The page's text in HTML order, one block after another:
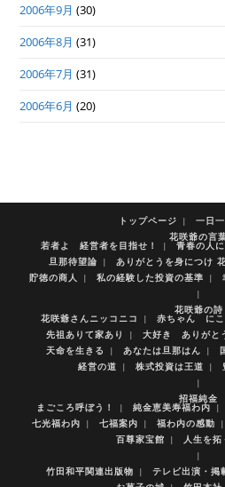
2006年9月 (30)
2006年8月 (31)
2006年7月 (31)
2006年6月 (20)
トップページ
一日
花咲爺の言
若者よ 経営者を目指せ！ 青春の人
旦那待望論
ありがとうを身につけ
貯徳の商人
私の経験した投資の基準
花咲爺の詩
花咲爺さんニッコニコ 赤ちゃん にこ
先祖ありて家あり
大好き ありがと
天命を生きる
あなたは旦那はん
経営の道
株式投資は王道
招福純金
まごころ呼ぼう！ 純金恵美寿福わ内
七光福わ内
七福案内 福わ内の感動
百尊家宝館
人生を拓
竹田和平関連出版物 テレビ出演・掲